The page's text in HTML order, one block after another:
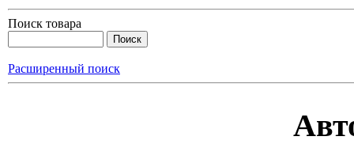
Поиск товара
Расширенный поиск